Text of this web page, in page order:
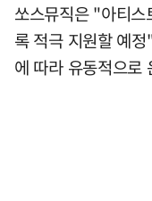
쏘스뮤직은 "아티
록 적극 지원할 예
에 따라 유동적으로